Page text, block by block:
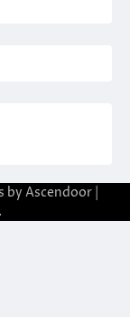
by Ascendoor
.